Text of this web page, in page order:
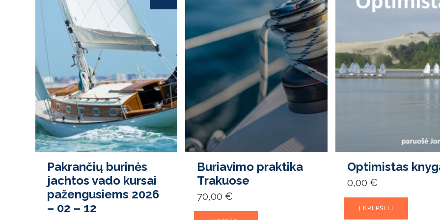
Pakrančių burinės
jachtos vado kursai
pažengusiems 2026
– 02 – 12
Buriavimo praktika
Trakuose
70,00€
Optimistas
0,00 €
Į KREPŠELĮ